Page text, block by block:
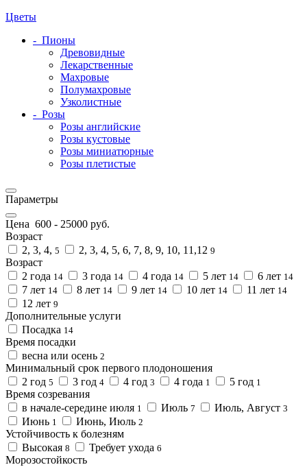
Цветы
- Пионы
Древовидные
Лекарственные
Махровые
Полумахровые
Узколистные
- Розы
Розы английские
Розы кустовые
Розы миниатюрные
Розы плетистые
Параметры
Цена 600 - 25000 руб.
Возраст
2, 3, 4, 5 2, 3, 4, 5, 6, 7, 8, 9, 10, 11,12 9
Возраст
2 года 14 3 года 14 4 года 14 5 лет 14 6 лет 14
7 лет 14 8 лет 14 9 лет 14 10 лет 14 11 лет 14
12 лет 9
Дополнительные услуги
Посадка 14
Время посадки
весна или осень 2
Минимальный срок первого плодоношения
2 год 5 3 год 4 4 год 3 4 года 1 5 год 1
Время созревания
в начале-середине июля 1 Июль 7 Июль, Август 3
Июнь 1 Июнь, Июль 2
Устойчивость к болезням
Высокая 8 Требует ухода 6
Морозостойкость